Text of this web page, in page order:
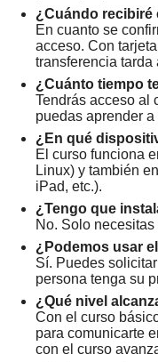
¿Cuándo recibiré
En cuanto se
acceso. Con
transferencia tarda
¿Cuánto tiempo
Tendrás acceso al
puedas aprender a
¿En qué
El curso funciona
Linux) y también
iPad, etc.).
¿Tengo que
No. Solo
¿Podemos usar
Sí. Puedes
persona tenga su
¿Qué nivel
Con el curso
para comunicarte
con el curso